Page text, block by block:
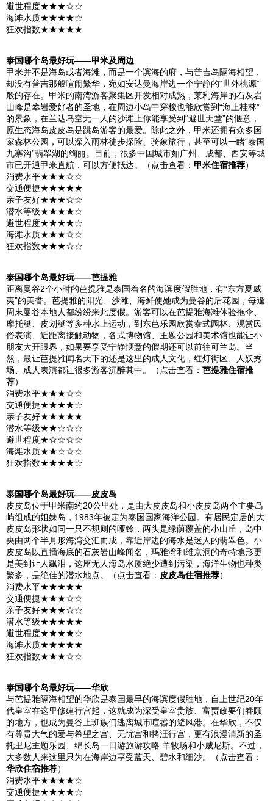
避世程度★★★☆☆
海滩水质★★★★☆
狂欢指数★★★★★
泰国 哪个岛最好玩——甲米及周边
甲米并不是海岛或者海滩，而是一个滨海的府，与普吉岛隔海相望，
却没有普吉那般喧闹繁华，宛如安达曼海岸边一个宁静的“世外桃源”
般的存在。 甲米的南湾游客聚集区开发相对成熟，莱利海岸的石灰岩
山峰是攀岩爱好者的圣地，在周边小岛中穿梭也能欣赏到“海上桂林”
的景象，在兰达岛空无一人的沙滩上你能享受到“避世天堂”的惬意，
原生态海岛皮皮岛是跳岛游客的最爱。除此之外， 甲米还拥有众多国
家森林公园，可以深入雨林徒步探险、骑象旅行，甚至可以一睹“泰国
九寨沟”翡翠湖的绚丽。目前，很多中国城市如广州 成都 西安等城
市已开通甲米直航，可以方便抵达。（点击查看： 甲米住宿推荐）
消费水平★★★☆☆
交通便捷★★★★★
亲子友好★★★☆☆
潜水等级★★★★☆
避世程度★★★★☆
海滩水质★★★☆☆
狂欢指数★★★☆☆
泰国 哪个岛最好玩——芭提雅
距离曼谷2个小时的芭提雅是泰国着名的海滨度假胜地，有“东方夏威
夷”的美誉。 芭提雅的阳光、沙滩、海鲜使她成为曼谷的后花园 ，每逢
周末曼谷本地人都纷纷来此度假。游客可以在芭提雅海滩体验拖伞、
摩托艇、皮划艇等多种水上运动，到东芭乐园欣赏泰式园林、观赏民
俗表演、近距离接触动物，各式博物馆、主题公园和美术馆也能让小
朋友大开眼界，如果要享受宁静惬意的假期还可以前往可兰岛。当
然，最让芭提雅闻名天下的还是这里的成人文化，红灯街区、人妖秀
场、成人表演都让很多游客沉醉其中。（点击查看： 芭提雅住宿推
荐）
消费水平★★★☆☆
交通便捷★★★★☆
亲子友好★★★★★
潜水等级★★☆☆☆
避世程度★☆☆☆☆
海滩水质★★☆☆☆
狂欢指数★★★★☆
泰国 哪个岛最好玩——皮皮岛
皮皮岛位于甲米南约20公里处，是由大皮皮岛和小皮皮岛两个主要岛
屿组成的姐妹岛，1983年被定为泰国国家海洋公园 。有居民定居的大
皮皮岛形状如同一只不规则的哑铃，两头是绿荫覆盖的小山丘，岛中
央由两个半月形海湾交汇而成，靠近岸边的海水是迷人的翡翠色。小
皮皮岛以直插海底的石灰岩山峰闻名，玛雅湾和维京洞的奇特地形更
是美到让人飙泪，这座无人海岛水质绝少遭到污染，海洋生物也种类
繁多，是绝佳的潜水地点。（点击查看： 皮皮岛住宿推荐）
消费水平★★★★★
交通便捷★★★☆☆
亲子友好★★★☆☆
潜水等级★★★★★
避世程度★★★★☆
海滩水质★★★★★
狂欢指数★★★☆☆
泰国 哪个岛最好玩——华欣
与芭提雅隔海相望的华欣是泰国最早的海滨度假胜地，自上世纪20年
代皇室在这里修建行宫起，这就成为深受皇室贵族、富贾政要们眷顾
的地方，也成为曼谷 上班族们逃离城市喧嚣的避风港。在华欣，不仅
有尊贵大气的爱与希望之宫 、无忧宫和拷汪行宫，更有浪漫清新的圣
托里尼主题乐园、绵长岛一日游旅游攻略 羊牧场和小威尼斯。不过，
大多数人来这里只为在海岸边享受蓝天、碧水和细沙。（点击查看：
华欣住宿推荐）
消费水平★★★★☆
交通便捷★★★★☆